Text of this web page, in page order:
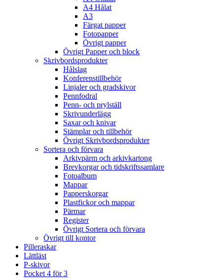
A4 Hålat
A3
Färgat papper
Fotopapper
Övrigt papper
Övrigt Papper och block
Skrivbordsprodukter
Hålslag
Konferenstillbehör
Linjaler och gradskivor
Pennfodral
Penn- och prylställ
Skrivunderlägg
Saxar och knivar
Stämplar och tillbehör
Övrigt Skrivbordsprodukter
Sortera och förvara
Arkivpärm och arkivkartong
Brevkorgar och tidskriftssamlare
Fotoalbum
Mappar
Papperskorgar
Plastfickor och mappar
Pärmar
Register
Övrigt Sortera och förvara
Övrigt till kontor
Pilleraskar
Lättläst
P-skivor
Pocket 4 för 3